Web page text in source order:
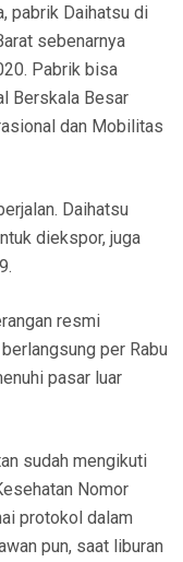
pabrik Daihatsu di
sebenarnya
Pabrik bisa
Berskala Besar
dan Mobilitas
Daihatsu
diekspor, juga
resmi
per Rabu
pasar luar
sudah mengikuti
Nomor
protokol dalam
pun, saat liburan